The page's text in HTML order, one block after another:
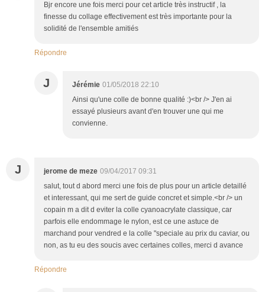
Bjr encore une fois merci pour cet article très instructif , la
finesse du collage effectivement est très importante pour la
solidité de l'ensemble amitiés
Répondre
J Jérémie 01/05/2018 22:10
Ainsi qu'une colle de bonne qualité :)<br /> J'en ai
essayé plusieurs avant d'en trouver une qui me
convienne.
J jerome de meze 09/04/2017 09:31
salut, tout d abord merci une fois de plus pour un article detaillé
et interessant, qui me sert de guide concret et simple.<br /> un
copain m a dit d eviter la colle cyanoacrylate classique, car
parfois elle endommage le nylon, est ce une astuce de
marchand pour vendred e la colle "speciale au prix du caviar, ou
non, as tu eu des soucis avec certaines colles, merci d avance
Répondre